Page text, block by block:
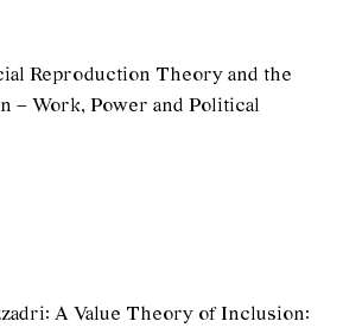
Reproduction Theory and the
– Work, Power and Political
A Value Theory of Inclusion: